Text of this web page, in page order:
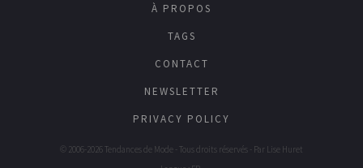
À PROPOS
TAGS
CONTACT
NEWSLETTER
PRIVACY POLICY
© 2006-2026 Tendances de Mode - Tous droits réservés - Par Lise Huret